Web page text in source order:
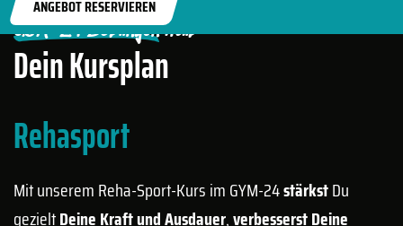
ANGEBOT RESERVIEREN
Dein Kursplan
GYM-24 Böblingen Hulb
Rehasport
Mit unserem Reha-Sport-Kurs im GYM-24stärkstDu
gezieltDeine Kraft und Ausdauer,verbesserst Deine